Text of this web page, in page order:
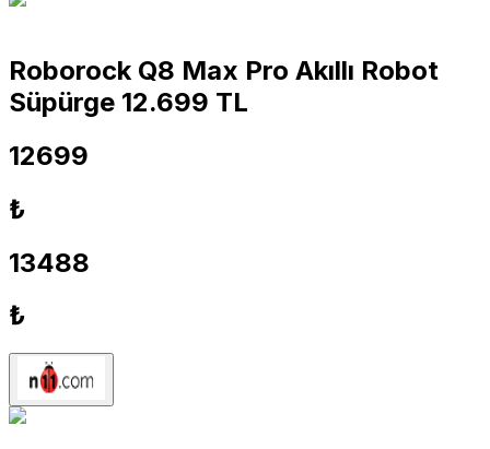
Roborock Q8 Max Pro Akıllı Robot
Süpürge 12.699 TL
12699
₺
13488
₺